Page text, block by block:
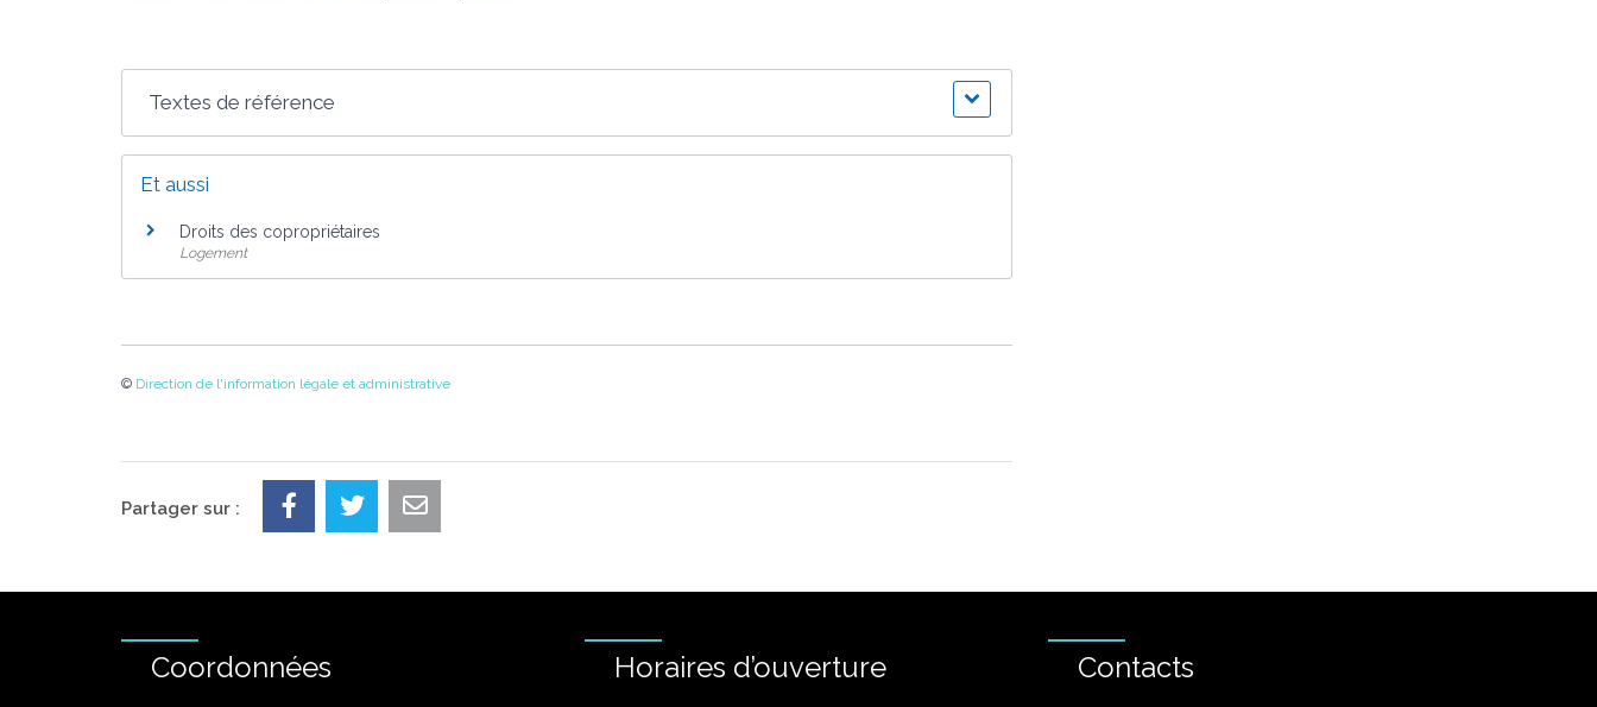
Textes de référence
Et aussi
Droits des copropriétaires
Logement
© Direction de l'information légale et administrative
Partager sur :
Coordonnées Horaires d’ouverture Contacts